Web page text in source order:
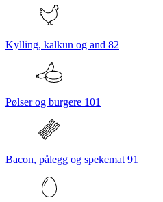
Kylling, kalkun og and 82
Pølser og burgere 101
Bacon, pålegg og spekemat 91